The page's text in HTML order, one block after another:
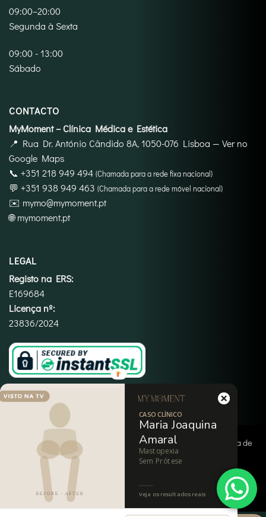
09:00–20:00
Segunda à Sexta
09:00 - 13:00
Sábado
CONTACTO
MyMoment – Clínica Médica e Estética
📍 Rua Dr. António Cândido 8A, 1050-076 Lisboa — Ver no
Google Maps
📞 +351 218 949 494 (Chamada para a rede fixa nacional)
💬 +351 938 949 463 (Chamada para a rede móvel nacional)
✉️ mymo@mymoment.pt
🌐mymoment.pt
LEGAL
Registo na ERS:
E169684
Licença nº:
23836/2024
Copyright 2026 ©My Moment Termos e Condições
Política de
Privacidade
|Política de Cookies|Imprint
CASO CLÍNICO
Maria Joaquina
Amaral
Mastopexia
Sem Prótese
Veja os resultados reais